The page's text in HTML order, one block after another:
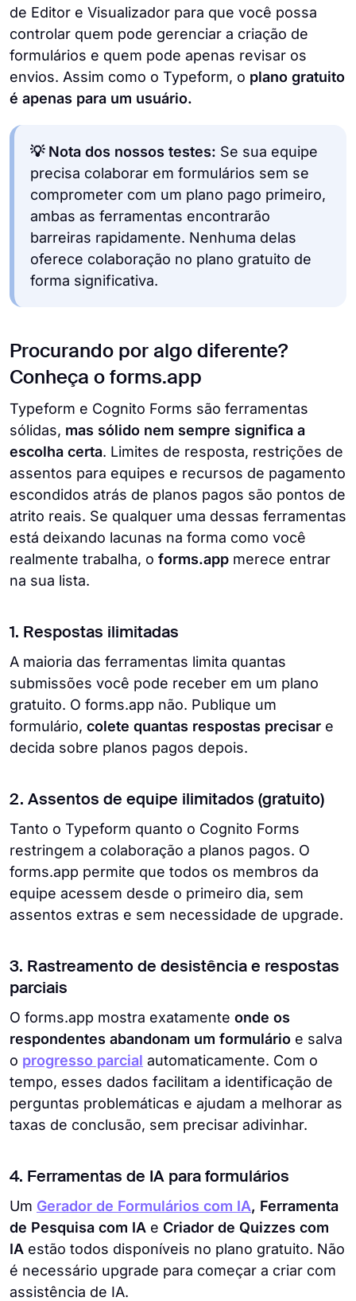
de Editor e Visualizador para que você possa
controlar quem pode gerenciar a criação de
formulários e quem pode apenas revisar os
envios. Assim como o Typeform, o plano gratuito
é apenas para um usuário.
💡 Nota dos nossos testes: Se sua equipe
precisa colaborar em formulários sem se
comprometer com um plano pago primeiro,
ambas as ferramentas encontrarão
barreiras rapidamente. Nenhuma delas
oferece colaboração no plano gratuito de
forma significativa.
Procurando por algo diferente?
Conheça o forms.app
Typeform e Cognito Forms são ferramentas
sólidas, mas sólido nem sempre significa a
escolha certa. Limites de resposta, restrições de
assentos para equipes e recursos de pagamento
escondidos atrás de planos pagos são pontos de
atrito reais. Se qualquer uma dessas ferramentas
está deixando lacunas na forma como você
realmente trabalha, o forms.app merece entrar
na sua lista.
1. Respostas ilimitadas
A maioria das ferramentas limita quantas
submissões você pode receber em um plano
gratuito. O forms.app não. Publique um
formulário, colete quantas respostas precisar e
decida sobre planos pagos depois.
2. Assentos de equipe ilimitados (gratuito)
Tanto o Typeform quanto o Cognito Forms
restringem a colaboração a planos pagos. O
forms.app permite que todos os membros da
equipe acessem desde o primeiro dia, sem
assentos extras e sem necessidade de upgrade.
3. Rastreamento de desistência e respostas
parciais
O forms.app mostra exatamente onde os
respondentes abandonam um formulário e salva
o progresso parcial automaticamente. Com o
tempo, esses dados facilitam a identificação de
perguntas problemáticas e ajudam a melhorar as
taxas de conclusão, sem precisar adivinhar.
4. Ferramentas de IA para formulários
Um Gerador de Formulários com IA, Ferramenta
de Pesquisa com IA e Criador de Quizzes com
IA estão todos disponíveis no plano gratuito. Não
é necessário upgrade para começar a criar com
assistência de IA.